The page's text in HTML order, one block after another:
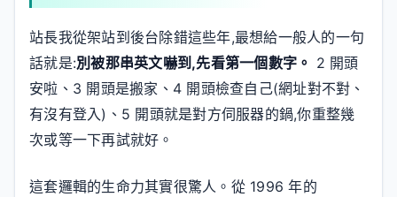
站長我從架站到後台除錯這些年,最想給一般人的一句
話就是:別被那串英文嚇到,先看第一個數字。 2 開頭
安啦、3 開頭是搬家、4 開頭檢查自己(網址對不對、
有沒有登入)、5 開頭就是對方伺服器的鍋,你重整幾
次或等一下再試就好。
這套邏輯的生命力其實很驚人。從 1996 年的